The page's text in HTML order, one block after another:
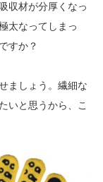
収材が分厚くなっ
太なってしまっ
すか？
ましょう。繊細な
いと思うから、こ